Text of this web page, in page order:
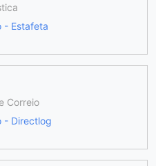
- Estafeta
Correio
- Directlog